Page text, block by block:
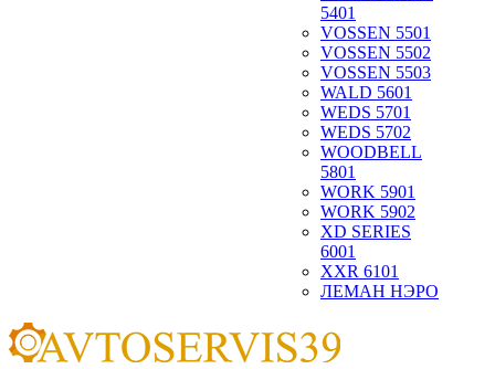
5401
VOSSEN 5501
VOSSEN 5502
VOSSEN 5503
WALD 5601
WEDS 5701
WEDS 5702
WOODBELL
5801
WORK 5901
WORK 5902
XD SERIES
6001
XXR 6101
ЛЕМАН НЭРО